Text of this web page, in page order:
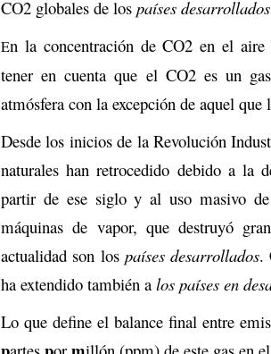
CO2 globales de los países desarrollados
En la concentración de CO2 en el aire
tener en cuenta que el CO2 es un
atmósfera con la excepción de aquel
Desde los inicios de la Revolución
naturales han retrocedido debido a la
partir de ese siglo y al uso masivo
máquinas de vapor, que destruyó
actualidad son los países desarrollados.
ha extendido también a los países en
Lo que define el balance final entre